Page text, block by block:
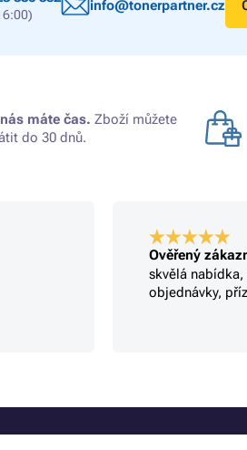
info@tonerpartner.cz
máte čas. Zboží můžete
do 30 dnů.
Ověřený
skvělá
objednávky,